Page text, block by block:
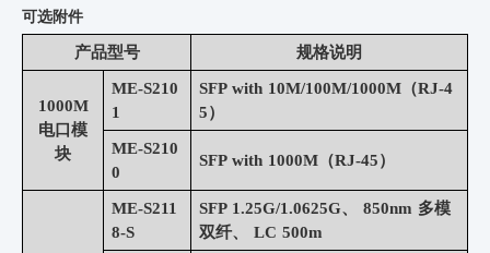
可选附件
产品型号 规格说明
1000M
电口模
块
ME-S210
1
SFP with 10M/100M/1000M（RJ-4
5）
ME-S210
0
SFP with 1000M（RJ-45）
ME-S211
8-S
SFP 1.25G/1.0625G、 850nm 多模
双纤、 LC 500m